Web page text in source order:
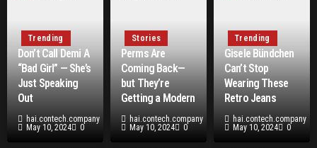
Trending
Don’t Call Demi A
“Bad Girl” — She’s
Just Speaking
Out
hai.contech.company
May 10, 2024
0
Stories
Perms Are
Coming Back—
but They’re
Getting a Modern
hai.contech.company
May 10, 2024
0
Trending
Gisele Bündchen
Can’t Stop
Wearing These
Retro Jeans
hai.contech.company
May 10, 2024
0